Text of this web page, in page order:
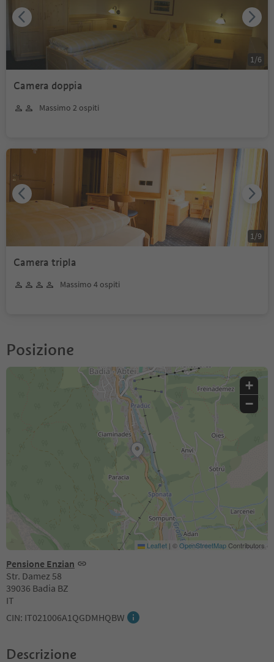
Camera doppia
Massimo 2 ospiti
1/6
Camera tripla
Massimo 4 ospiti
1/9
Posizione
Pensione Enzian
Str. Damez 58
39036 Badia BZ
IT
CIN: IT021006A1QGDMHQBW
+
−
Leaflet | ©OpenStreetMapContributors
Descrizione